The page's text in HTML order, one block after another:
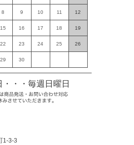
8 9 10 11 12
15 16 17 18 19
22 23 24 25 26
29 30
・・・毎週日曜日
1-3-3